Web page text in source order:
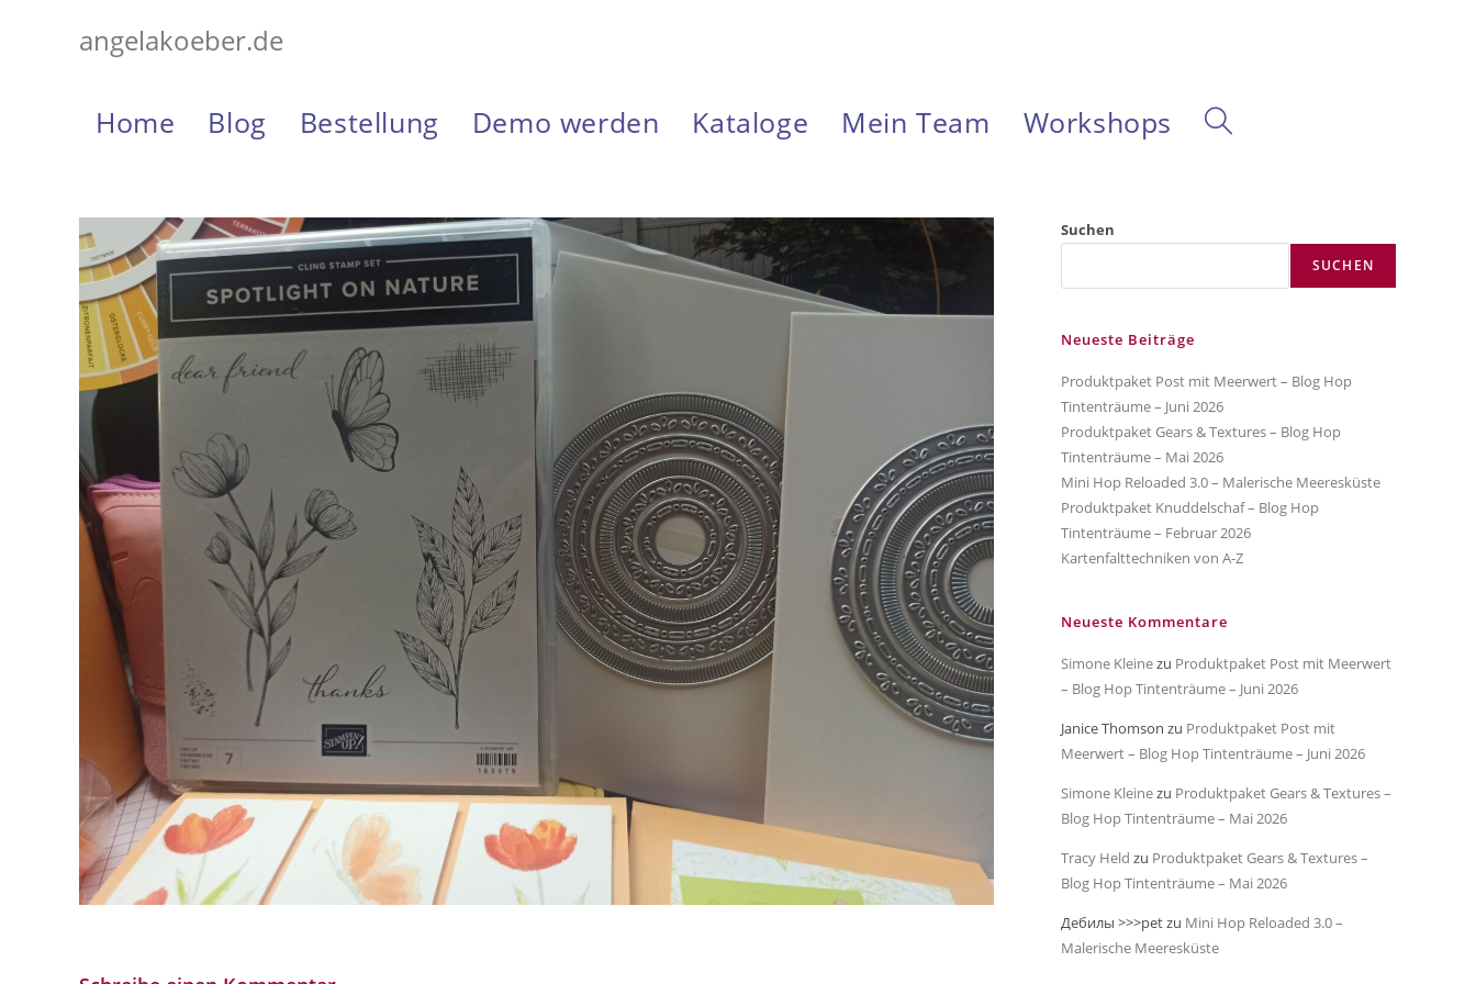
angelakoeber.de
Home Blog Bestellung Demo werden Kataloge Mein Team Workshops Website-
umschalten
Suchen
SUCHEN
Neueste Beiträge
Produktpaket Post mit Meerwert – Blog Hop
Tintenträume – Juni 2026
Produktpaket Gears & Textures – Blog Hop
Tintenträume – Mai 2026
Mini Hop Reloaded 3.0 – Malerische Meeresküste
Produktpaket Knuddelschaf – Blog Hop
Tintenträume – Februar 2026
Kartenfalttechniken von A-Z
Neueste Kommentare
Simone Kleinezu Produktpaket Post mit Meerwert
– Blog Hop Tintenträume – Juni 2026
Janice Thomson zu Produktpaket Post mit
Meerwert – Blog Hop Tintenträume – Juni 2026
Simone Kleinezu Produktpaket Gears & Textures –
Blog Hop Tintenträume – Mai 2026
Tracy Held zu Produktpaket Gears & Textures –
Blog Hop Tintenträume – Mai 2026
Дебилы >>>petzu Mini Hop Reloaded 3.0 –
Malerische Meeresküste